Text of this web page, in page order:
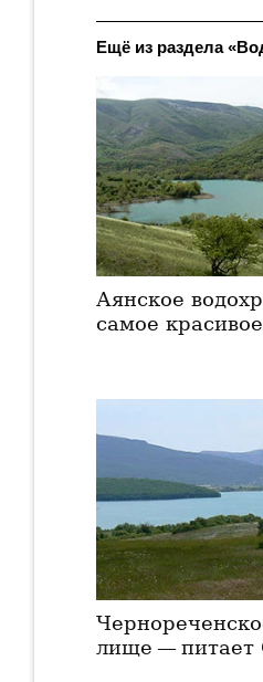
Ещё из раздела
Аянское
самое
ли­ще — питает